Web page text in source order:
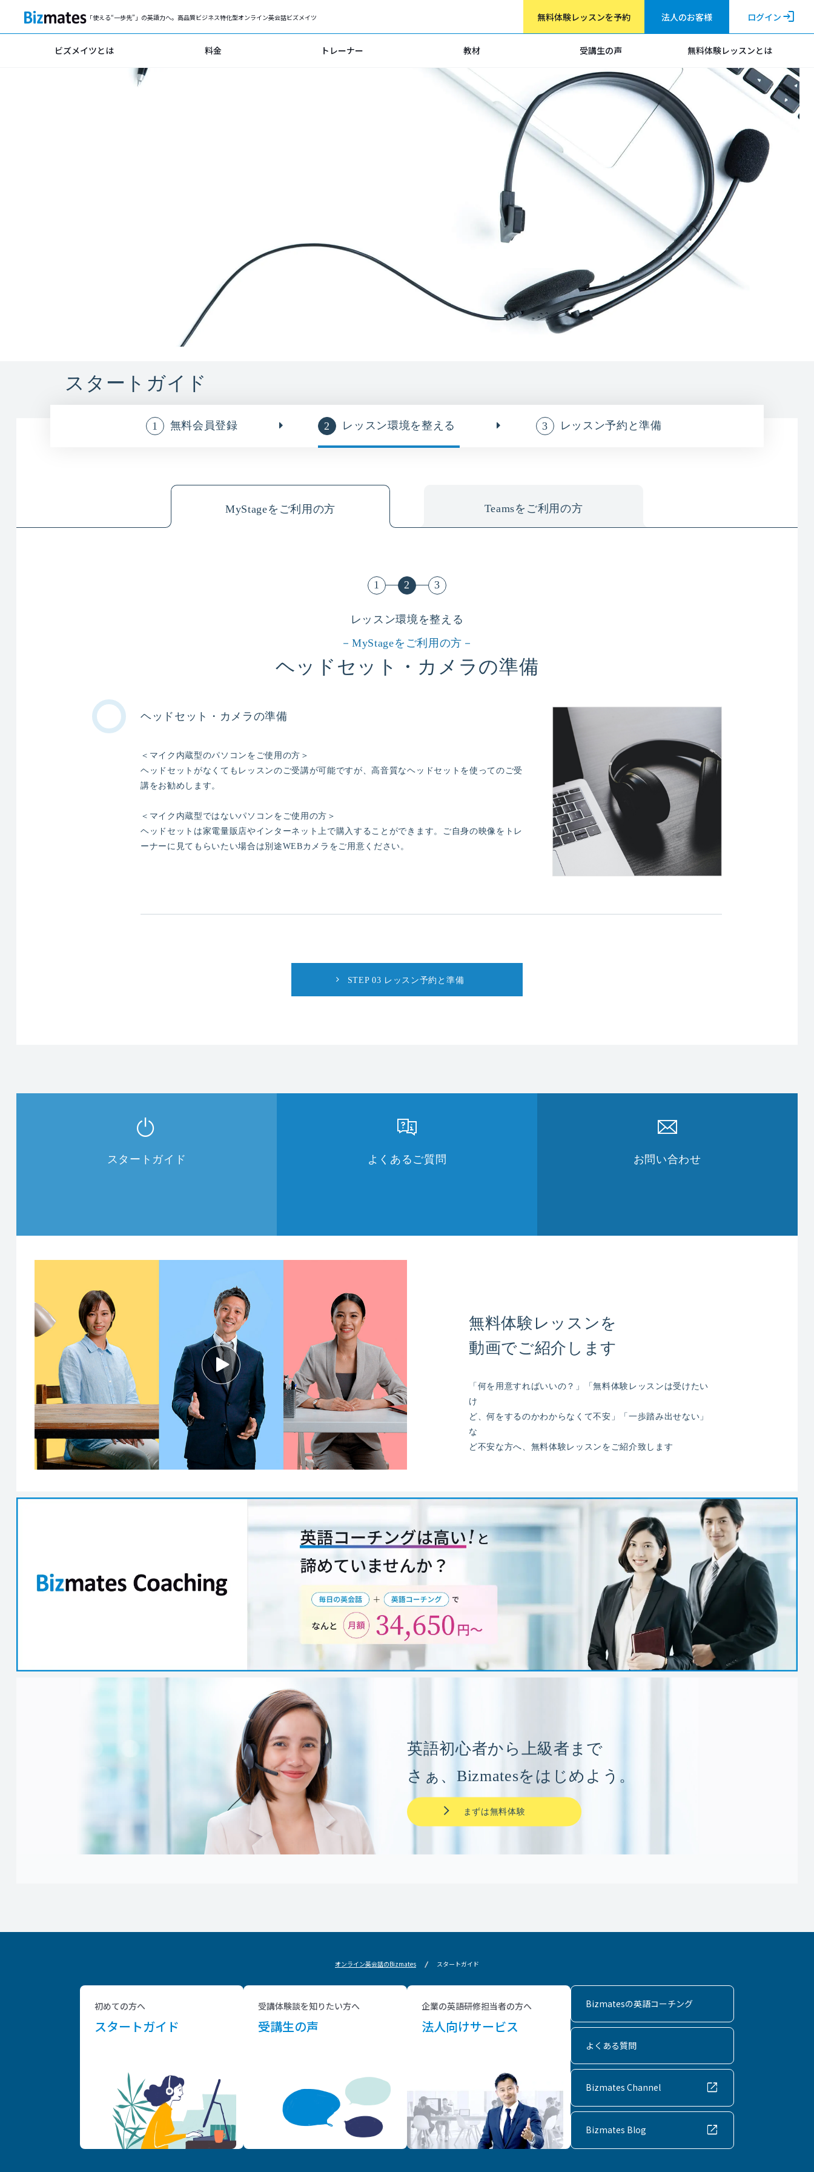
「使える“一歩先”」の英語力へ。高品質ビジネス特化型オンライン英会話ビズメイツ 無料体験レッスンを予約 法人のお客様 ログイン login
ビズメイツとは 料金 トレーナー 教材 受講生の声 無料体験レッスンとは
スタートガイド
無料会員登録 レッスン環境を整える レッスン予約と準備
MyStageをご利用の方 Teamsをご利用の方
レッスン環境を整える
－MyStageをご利用の方－
ヘッドセット・カメラの準備
ヘッドセット・カメラの準備
＜マイク内蔵型のパソコンをご使用の方＞
ヘッドセットがなくてもレッスンのご受講が可能ですが、高音質なヘッドセットを使ってのご受
講をお勧めします。
＜マイク内蔵型ではないパソコンをご使用の方＞
ヘッドセットは家電量販店やインターネット上で購入することができます。ご自身の映像をトレ
ーナーに見てもらいたい場合は別途WEBカメラをご用意ください。
STEP 03 レッスン予約と準備
スタートガイド よくあるご質問 お問い合わせ
無料体験レッスンを
動画でご紹介します
「何を用意すればいいの？」「無料体験レッスンは受けたい
け
ど、何をするのかわからなくて不安」「一歩踏み出せない」
な
ど不安な方へ、無料体験レッスンをご紹介致します
英語初心者から上級者まで
さぁ、Bizmatesをはじめよう。
まずは無料体験
オンライン英会話のBizmates スタートガイド
初めての方へ
スタートガイド
受講体験談を知りたい方へ
受講生の声
企業の英語研修担当者の方へ
法人向けサービス
Bizmatesの英語コーチング
よくある質問
Bizmates Channel open_in_new
Bizmates Blog open_in_new